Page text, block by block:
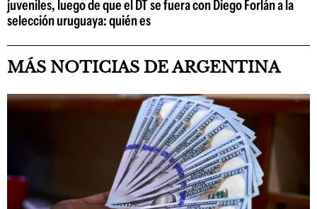
juveniles, luego de que el DT se fuera con Diego Forlán a la
selección uruguaya: quién es
MÁS NOTICIAS DE ARGENTINA